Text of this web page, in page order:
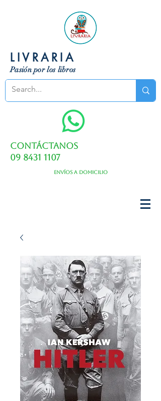
LIVRARIA
Pasión por los libros
Contáctanos
09 8431 1107
Envíos a domicilio